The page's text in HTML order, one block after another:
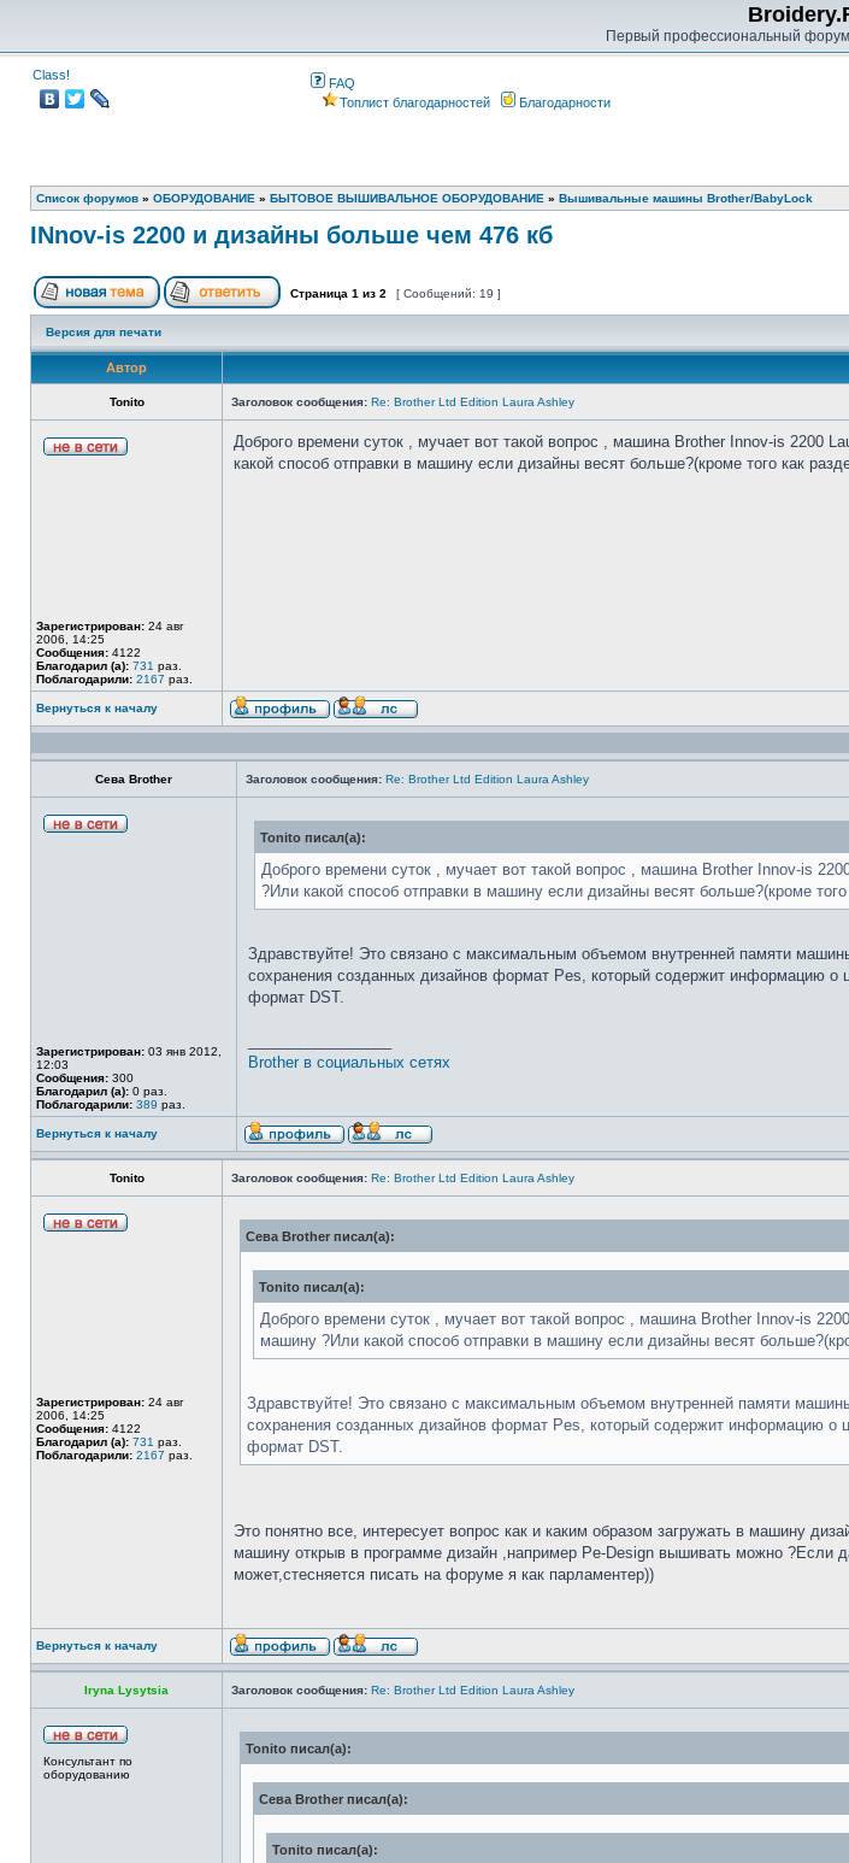
Первый профессиональный
Class!
FAQ
Топлист благодарностей
Благодарности
Список форумов » ОБОРУДОВАНИЕ » БЫТОВОЕ ВЫШИВАЛЬНОЕ ОБОРУДОВАНИЕ » Вышивальные машины Brother/BabyLock
INnov-is 2200 и дизайны больше чем 476 кб
Страница 1 из 2 [ Сообщений: 19 ]
Версия для печати
Автор
Tonito Заголовок сообщения: Re: Brother Ltd Edition Laura Ashley
Зарегистрирован: 24 авг
2006, 14:25
Сообщения: 4122
Благодарил (а): 731 раз.
Поблагодарили: 2167 раз.
Доброго времени суток , мучает вот такой вопрос , машина Brother Innov-is
какой способ отправки в машину если дизайны весят больше?(кроме того как
Вернуться к началу
Сева Brother Заголовок сообщения: Re: Brother Ltd Edition Laura Ashley
Зарегистрирован: 03 янв 2012,
12:03
Сообщения: 300
Благодарил (а): 0 раз.
Поблагодарили: 389 раз.
Tonito писал(а):
Доброго времени суток , мучает вот такой вопрос , машина Brother Innov-is
?Или какой способ отправки в машину если дизайны весят больше?(кроме
Здравствуйте! Это связано с максимальным объемом внутренней памяти
сохранения созданных дизайнов формат Pes, который содержит информацию о
формат DST.
Brother в социальных сетях
Вернуться к началу
Tonito Заголовок сообщения: Re: Brother Ltd Edition Laura Ashley
Зарегистрирован: 24 авг
2006, 14:25
Сообщения: 4122
Благодарил (а): 731 раз.
Поблагодарили: 2167 раз.
Сева Brother писал(а):
Tonito писал(а):
Доброго времени суток , мучает вот такой вопрос , машина Brother Innov-is
машину ?Или какой способ отправки в машину если дизайны весят
Здравствуйте! Это связано с максимальным объемом внутренней памяти
сохранения созданных дизайнов формат Pes, который содержит информацию о
формат DST.
Это понятно все, интересует вопрос как и каким образом загружать в машину
машину открыв в программе дизайн ,например Pe-Design вышивать можно ?Если
может,стесняется писать на форуме я как парламентер))
Вернуться к началу
Iryna Lysytsia Заголовок сообщения: Re: Brother Ltd Edition Laura Ashley
Консультант по
оборудованию
Tonito писал(а):
Сева Brother писал(а):
Tonito писал(а):